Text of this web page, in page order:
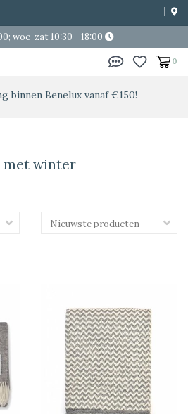
woe-zat 10:30 - 18:00
0
binnen Benelux vanaf €150!
met winter